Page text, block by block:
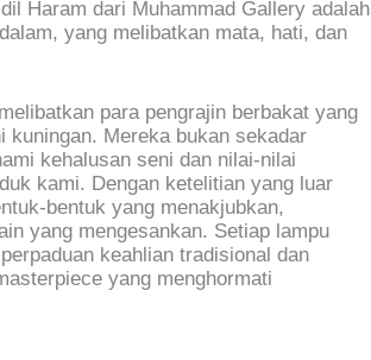
Haram dari Muhammad Gallery adalah
yang melibatkan mata, hati, dan
para pengrajin berbakat yang
kuningan. Mereka bukan sekadar
kehalusan seni dan nilai-nilai
kami. Dengan ketelitian yang luar
bentuk yang menakjubkan,
yang mengesankan. Setiap lampu
keahlian tradisional dan
yang menghormati